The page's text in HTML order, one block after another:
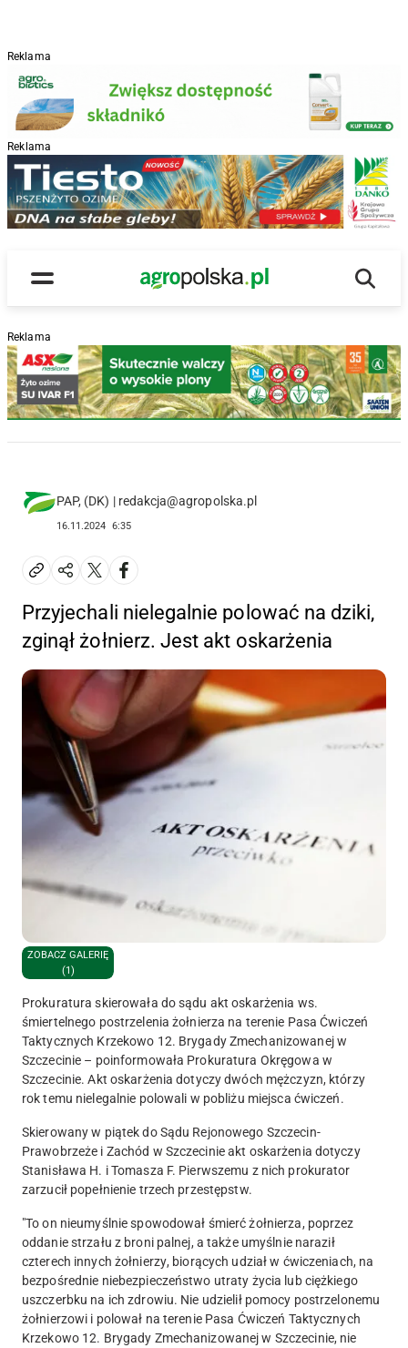
Reklama
Reklama
Menu
Main Logo
Reklama
PAP, (DK) | redakcja@agropolska.pl
16.11.2024 6:35
Przyjechali nielegalnie polować na dziki,
zginął żołnierz. Jest akt oskarżenia
ZOBACZ GALERIĘ
(1)
Prokuratura skierowała do sądu akt oskarżenia ws.
śmiertelnego postrzelenia żołnierza na terenie Pasa Ćwiczeń
Taktycznych Krzekowo 12. Brygady Zmechanizowanej w
Szczecinie – poinformowała Prokuratura Okręgowa w
Szczecinie. Akt oskarżenia dotyczy dwóch mężczyzn, którzy
rok temu nielegalnie polowali w pobliżu miejsca ćwiczeń.
Skierowany w piątek do Sądu Rejonowego Szczecin-
Prawobrzeże i Zachód w Szczecinie akt oskarżenia dotyczy
Stanisława H. i Tomasza F. Pierwszemu z nich prokurator
zarzucił popełnienie trzech przestępstw.
"To on nieumyślniespowodował śmierć żołnierza, poprzez
oddanie strzału z broni palnej, a także umyślnie naraził
czterech innych żołnierzy, biorących udział w ćwiczeniach, na
bezpośrednie niebezpieczeństwo utraty życia lub ciężkiego
uszczerbku na ich zdrowiu. Nie udzielił pomocy postrzelonemu
żołnierzowi i polował na terenie Pasa Ćwiczeń Taktycznych
Krzekowo 12. Brygady Zmechanizowanej w Szczecinie, nie